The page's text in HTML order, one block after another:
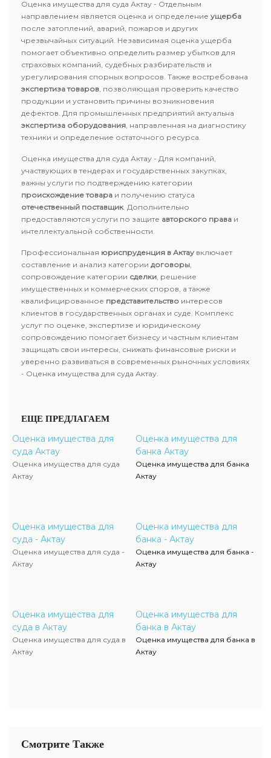
Оценка имущества для суда Актау - Отдельным
направлением является оценка и определение ущерба
после затоплений, аварий, пожаров и других
чрезвычайных ситуаций. Независимая оценка ущерба
помогает объективно определить размер убытков для
страховых компаний, судебных разбирательств и
урегулирования спорных вопросов. Также востребована
экспертиза товаров, позволяющая проверить качество
продукции и установить причины возникновения
дефектов. Для промышленных предприятий актуальна
экспертиза оборудования, направленная на диагностику
техники и определение остаточного ресурса.
Оценка имущества для суда Актау - Для компаний,
участвующих в тендерах и государственных закупках,
важны услуги по подтверждению категории
происхождение товара и получению статуса
отечественный поставщик. Дополнительно
предоставляются услуги по защите авторского права и
интеллектуальной собственности.
Профессиональная юриспруденция в Актау включает
составление и анализ категории договоры,
сопровождение категории сделки, решение
имущественных и коммерческих споров, а также
квалифицированное представительство интересов
клиентов в государственных органах и суде. Комплекс
услуг по оценке, экспертизе и юридическому
сопровождению помогает бизнесу и частным клиентам
защищать свои интересы, снижать финансовые риски и
уверенно развиваться в современных рыночных условиях
- Оценка имущества для суда Актау.
ЕЩЕ ПРЕДЛАГАЕМ
Оценка имущества для
суда Актау
Оценка имущества для суда
Актау
Оценка имущества для
суда - Актау
Оценка имущества для суда -
Актау
Оценка имущества для
суда в Актау
Оценка имущества для суда в
Актау
Оценка имущества для
банка Актау
Оценка имущества для банка
Актау
Оценка имущества для
банка - Актау
Оценка имущества для банка -
Актау
Оценка имущества для
банка в Актау
Оценка имущества для банка в
Актау
Смотрите Также